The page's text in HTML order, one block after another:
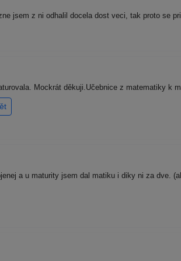
jsem z ni odhalil docela dost veci, tak proto se
Mockrát děkuji.Učebnice z matematiky k
a u maturity jsem dal matiku i diky ni za dve.